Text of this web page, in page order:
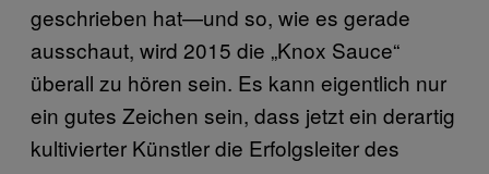
geschrieben hat—und so, wie es gerade
ausschaut, wird 2015 die „Knox Sauce“
überall zu hören sein. Es kann eigentlich nur
ein gutes Zeichen sein, dass jetzt ein derartig
kultivierter Künstler die Erfolgsleiter des